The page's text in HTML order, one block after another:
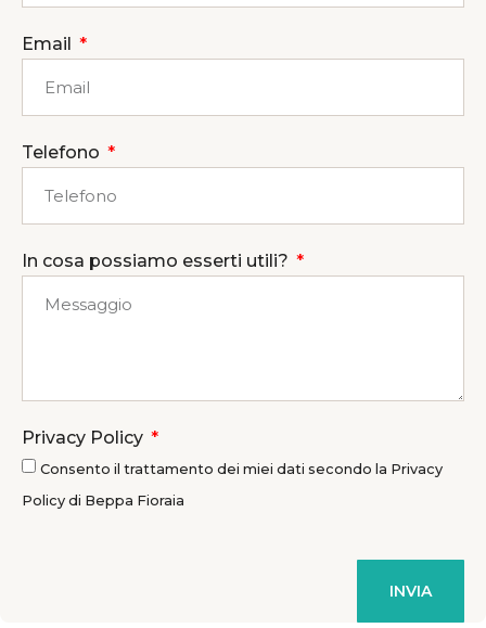
Email
Telefono
In cosa possiamo esserti utili?
Privacy Policy
Consento il trattamento dei miei dati secondo la Privacy
Policy di Beppa Fioraia
INVIA